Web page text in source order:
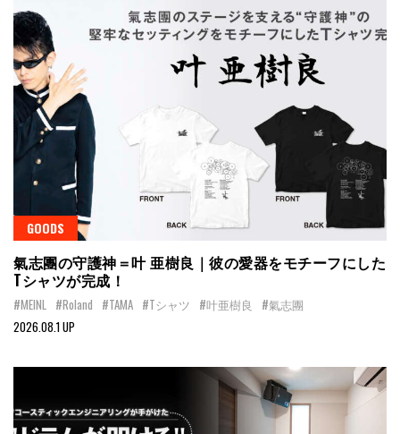
GOODS
氣志團の守護神＝叶 亜樹良｜彼の愛器をモチーフにした
Tシャツが完成！
#MEINL #Roland #TAMA #Tシャツ #叶亜樹良
#氣志團
2026.08.1 UP